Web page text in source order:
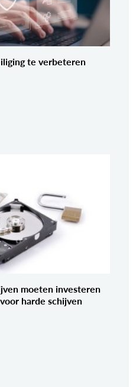
te verbeteren
moeten investeren
harde schijven